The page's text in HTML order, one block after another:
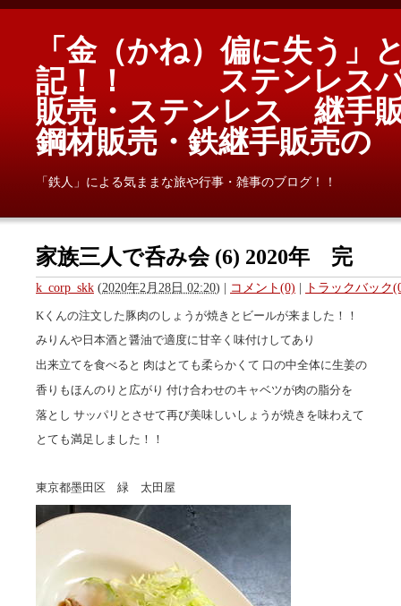
「金（かね）偏に失う」
記！！ ステンレスパ
販売・ステンレス 継
鋼材販売・鉄継手販
「鉄人」による気ままな旅や行事・雑事のブログ！！
家族三人で呑み会 (6) 2020年 完
k_corp_skk (2020年2月28日 02:20) | コメント(0) | トラックバック
Kくんの注文した豚肉のしょうが焼きとビールが来ました！！
みりんや日本酒と醤油で適度に甘辛く味付けしてあり
出来立てを食べると 肉はとても柔らかくて 口の中全体に生姜の
香りもほんのりと広がり 付け合わせのキャベツが肉の脂分を
落とし サッパリとさせて再び美味しいしょうが焼きを味わえて
とても満足しました！！
東京都墨田区 緑 太田屋